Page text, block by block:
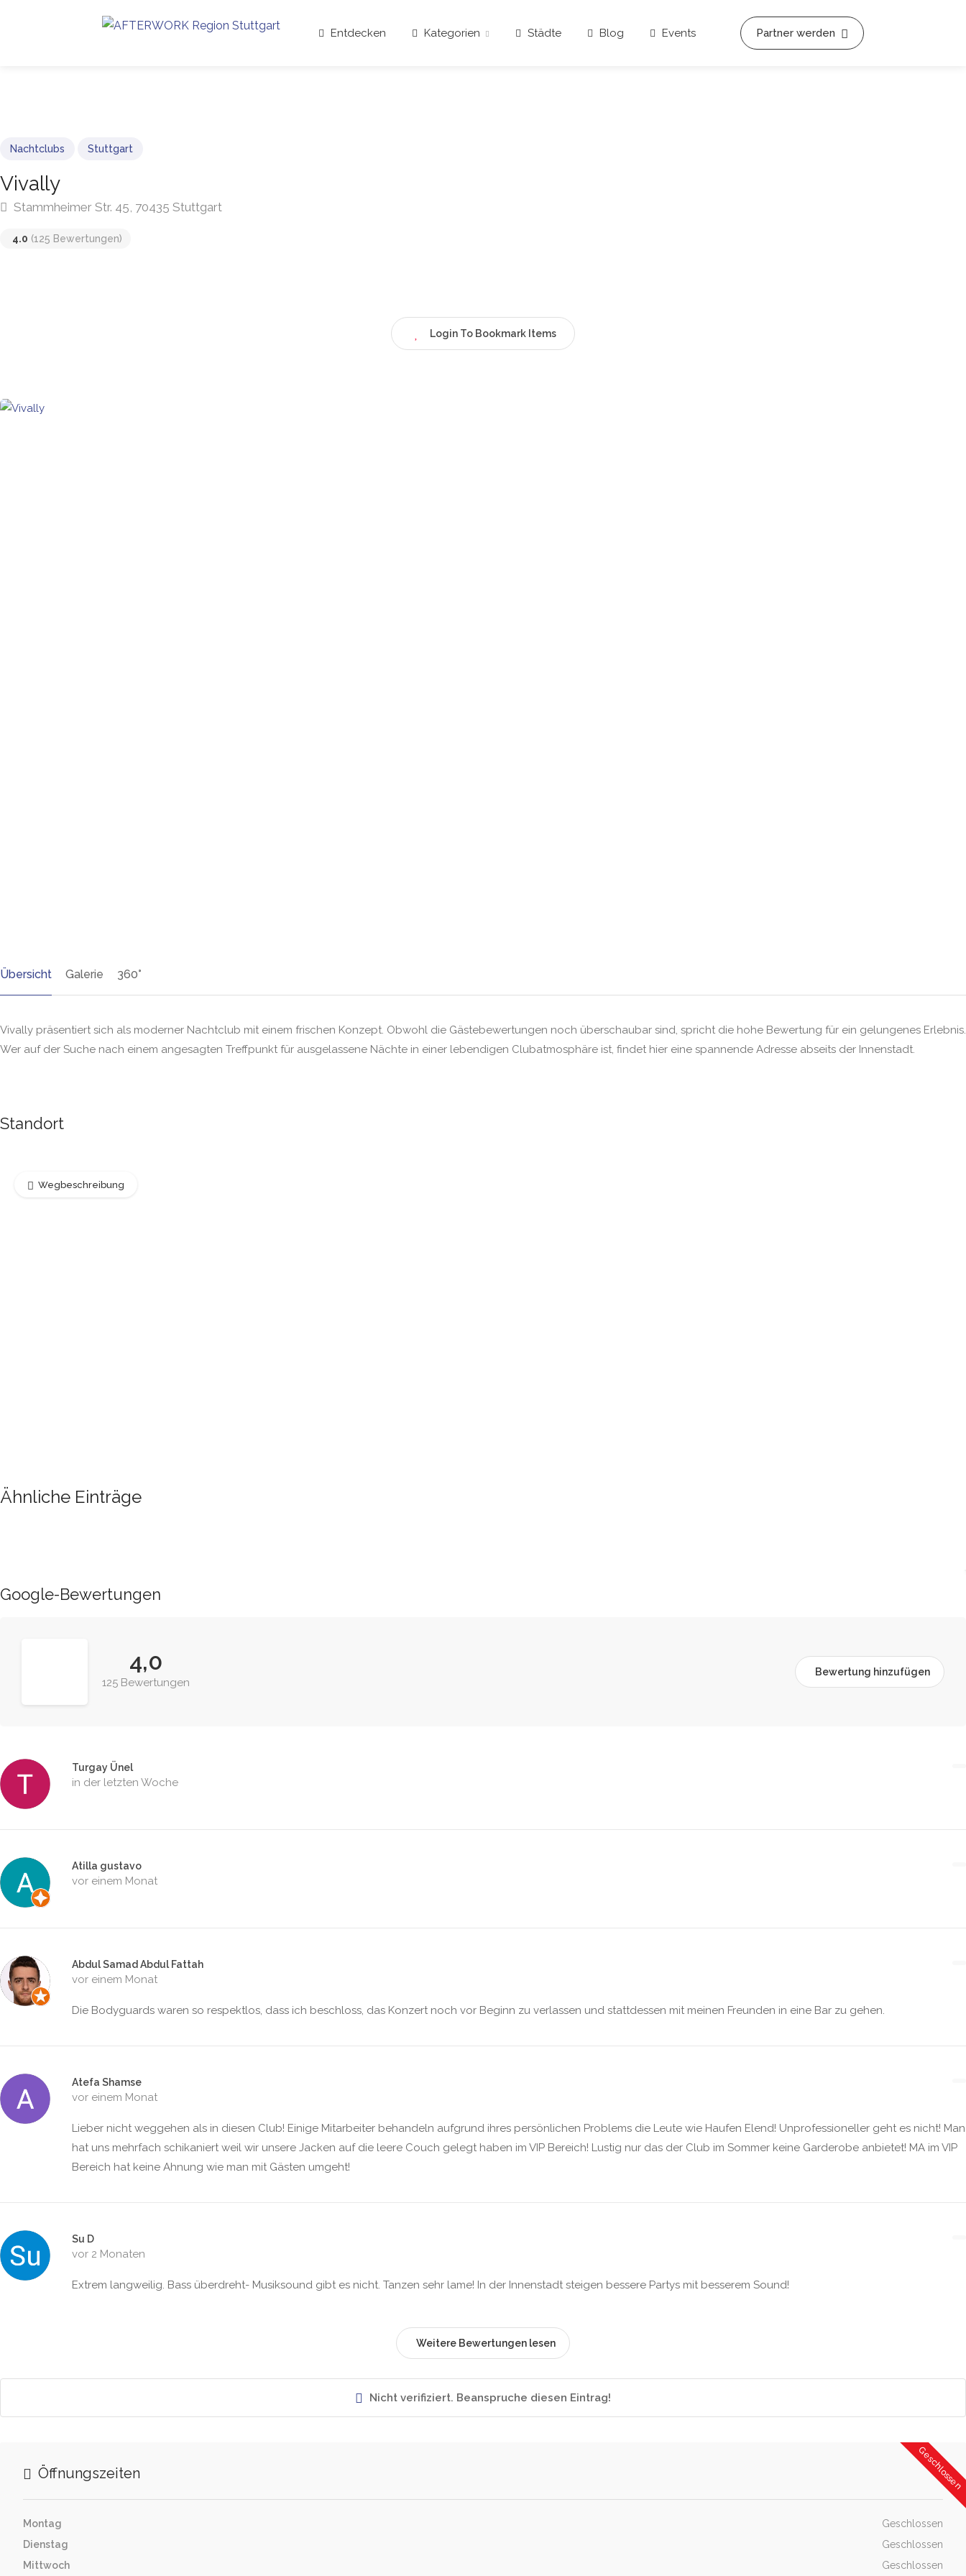
Entdecken Kategorien Städte Blog Events Partner werden
Nachtclubs Stuttgart
Vivally
Stammheimer Str. 45, 70435 Stuttgart
4.0 (125 Bewertungen)
Login To Bookmark Items
Übersicht Galerie 360°
Vivally präsentiert sich als moderner Nachtclub mit einem frischen Konzept. Obwohl die Gästebewertungen noch überschaubar sind, spricht die hohe Bewertung für ein gelungenes Erlebnis.
Wer auf der Suche nach einem angesagten Treffpunkt für ausgelassene Nächte in einer lebendigen Clubatmosphäre ist, findet hier eine spannende Adresse abseits der Innenstadt.
Standort
Wegbeschreibung
Ähnliche Einträge
Google-Bewertungen
4,0
125 Bewertungen
Bewertung hinzufügen
Turgay Ünel
in der letzten Woche
Atilla gustavo
vor einem Monat
Abdul Samad Abdul Fattah
vor einem Monat
Die Bodyguards waren so respektlos, dass ich beschloss, das Konzert noch vor Beginn zu verlassen und stattdessen mit meinen Freunden in eine Bar zu gehen.
Atefa Shamse
vor einem Monat
Lieber nicht weggehen als in diesen Club! Einige Mitarbeiter behandeln aufgrund ihres persönlichen Problems die Leute wie Haufen Elend! Unprofessioneller geht es nicht! Man
hat uns mehrfach schikaniert weil wir unsere Jacken auf die leere Couch gelegt haben im VIP Bereich! Lustig nur das der Club im Sommer keine Garderobe anbietet! MA im VIP
Bereich hat keine Ahnung wie man mit Gästen umgeht!
Su D
vor 2 Monaten
Extrem langweilig. Bass überdreht- Musiksound gibt es nicht. Tanzen sehr lame! In der Innenstadt steigen bessere Partys mit besserem Sound!
Weitere Bewertungen lesen
Nicht verifiziert. Beanspruche diesen Eintrag!
Geschlossen
Öffnungszeiten
Montag
Geschlossen
Dienstag
Geschlossen
Mittwoch
Geschlossen